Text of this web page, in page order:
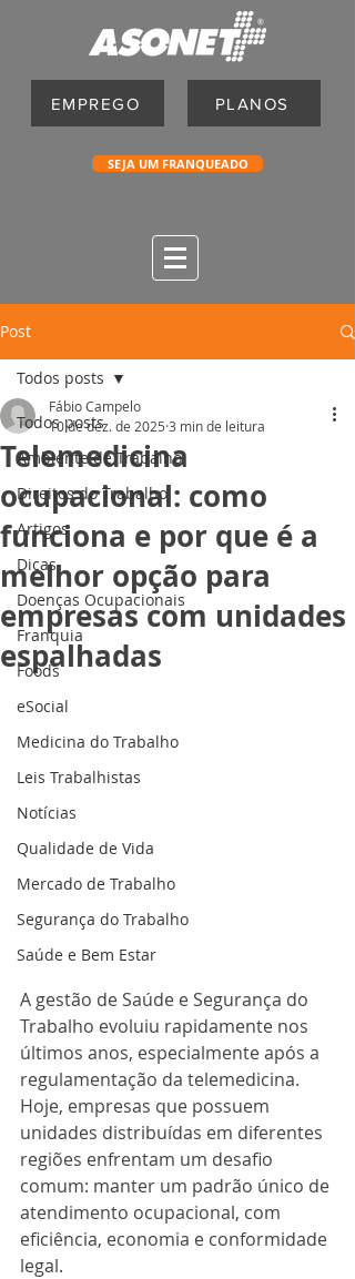
EMPREGO PLANOS
SEJA UM FRANQUEADO
Post
Todos posts
Ambiente de Trabalho
Direitos do Trabalho
Artigos
Dicas
Doenças Ocupacionais
Franquia
Foods
eSocial
Medicina do Trabalho
Leis Trabalhistas
Notícias
Qualidade de Vida
Mercado de Trabalho
Segurança do Trabalho
Saúde e Bem Estar
Todos posts
Telemedicina
ocupacional: como
funciona e por que é a
melhor opção para
empresas com unidades
espalhadas
Fábio Campelo
10 de dez. de 2025 3 min de leitura
A gestão de Saúde e Segurança do
Trabalho evoluiu rapidamente nos
últimos anos, especialmente após a
regulamentação da telemedicina.
Hoje, empresas que possuem
unidades distribuídas em diferentes
regiões enfrentam um desafio
comum: manter um padrão único de
atendimento ocupacional, com
eficiência, economia e conformidade
legal.